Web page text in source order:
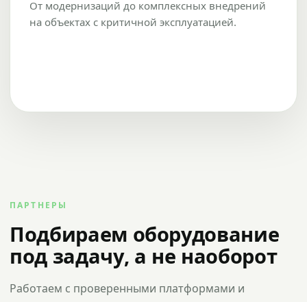
От модернизаций до комплексных внедрений
на объектах с критичной эксплуатацией.
ПАРТНЕРЫ
Подбираем оборудование
под задачу, а не наоборот
Работаем с проверенными платформами и